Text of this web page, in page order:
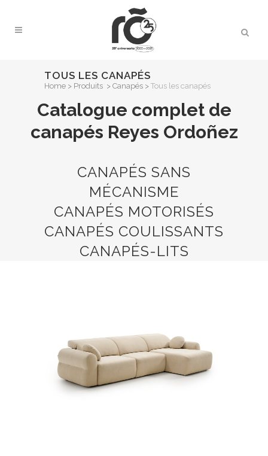
TOUS LES CANAPÉS
Home > Produits > Canapés > Tous les canapés
Catalogue complet de
canapés Reyes Ordoñez
CANAPÉS SANS
MÉCANISME
CANAPÉS MOTORISÉS
CANAPÉS COULISSANTS
CANAPÉS-LITS